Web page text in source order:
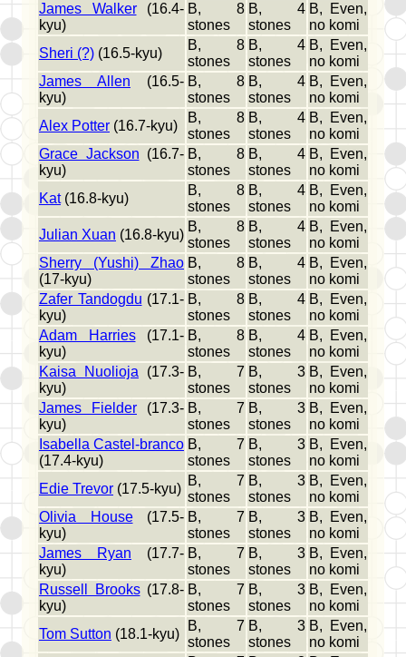
James Walker(16.4-
kyu)
B, 8
stones
B, 4
stones
B, Even,
no komi
Sheri (?) (16.5-kyu)
B, 8
stones
B, 4
stones
B, Even,
no komi
James Allen (16.5-
kyu)
B, 8
stones
B, 4
stones
B, Even,
no komi
Alex Potter (16.7-kyu)
B, 8
stones
B, 4
stones
B, Even,
no komi
Grace Jackson (16.7-
kyu)
B, 8
stones
B, 4
stones
B, Even,
no komi
Kat(16.8-kyu)
B, 8
stones
B, 4
stones
B, Even,
no komi
Julian Xuan (16.8-kyu)
B, 8
stones
B, 4
stones
B, Even,
no komi
Sherry (Yushi) Zhao
(17-kyu)
B, 8
stones
B, 4
stones
B, Even,
no komi
Zafer Tandogdu (17.1-
kyu)
B, 8
stones
B, 4
stones
B, Even,
no komi
Adam Harries(17.1-
kyu)
B, 8
stones
B, 4
stones
B, Even,
no komi
Kaisa Nuolioja (17.3-
kyu)
B, 7
stones
B, 3
stones
B, Even,
no komi
James Fielder (17.3-
kyu)
B, 7
stones
B, 3
stones
B, Even,
no komi
Isabella Castel-branco
(17.4-kyu)
B, 7
stones
B, 3
stones
B, Even,
no komi
Edie Trevor (17.5-kyu)
B, 7
stones
B, 3
stones
B, Even,
no komi
Olivia House(17.5-
kyu)
B, 7
stones
B, 3
stones
B, Even,
no komi
James Ryan (17.7-
kyu)
B, 7
stones
B, 3
stones
B, Even,
no komi
Russell Brooks(17.8-
kyu)
B, 7
stones
B, 3
stones
B, Even,
no komi
Tom Sutton (18.1-kyu)
B, 7
stones
B, 3
stones
B, Even,
no komi